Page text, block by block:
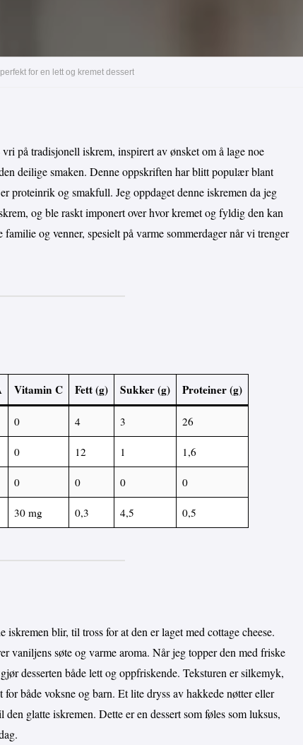
for en lett og kremet dessert
på tradisjonell iskrem, inspirert av ønsket om å lage noe
deilige smaken. Denne oppskriften har blitt populær blant
proteinrik og smakfull. Jeg oppdaget denne iskremen da jeg
og ble raskt imponert over hvor kremet og fyldig den kan
og venner, spesielt på varme sommerdager når vi trenger
Vitamin C Fett (g) Sukker (g) Proteiner (g)
0 4 3 26
0 12 1 1,6
0 0 0 0
30 mg 0,3 4,5 0,5
blir, til tross for at den er laget med cottage cheese.
vaniljens søte og varme aroma. Når jeg topper den med friske
desserten både lett og oppfriskende. Teksturen er silkemyk,
både voksne og barn. Et lite dryss av hakkede nøtter eller
glatte iskremen. Dette er en dessert som føles som luksus,